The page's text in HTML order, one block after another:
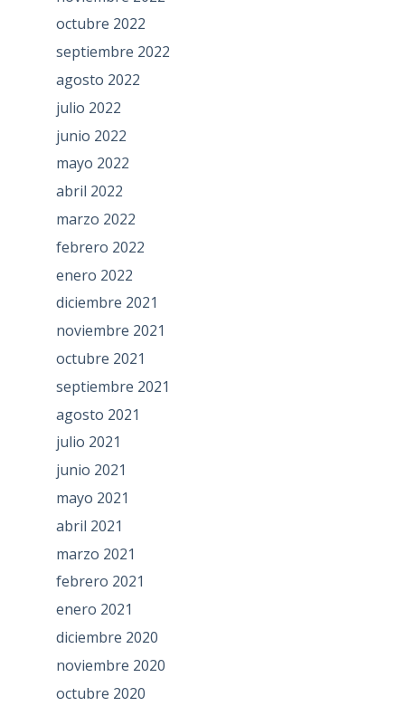
octubre 2022
septiembre 2022
agosto 2022
julio 2022
junio 2022
mayo 2022
abril 2022
marzo 2022
febrero 2022
enero 2022
diciembre 2021
noviembre 2021
octubre 2021
septiembre 2021
agosto 2021
julio 2021
junio 2021
mayo 2021
abril 2021
marzo 2021
febrero 2021
enero 2021
diciembre 2020
noviembre 2020
octubre 2020